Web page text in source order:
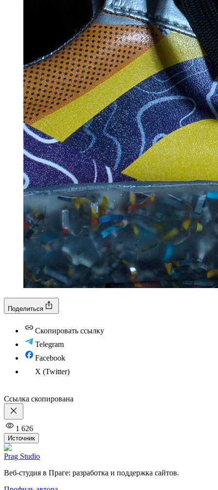
Поделиться
Скопировать ссылку
Telegram
Facebook
X (Twitter)
Ссылка скопирована
1 626
Источник
Prag Studio
Веб-студия в Праге: разработка и поддержка сайтов.